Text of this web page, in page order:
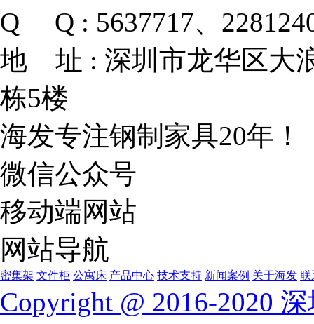
Q Q : 5637717、
地 址 : 深圳市龙华区大
栋5楼
海发专注钢制家具20年！
微信公众号
移动端网站
网站导航
密集架 文件柜 公寓床 产品中心 技术支持 新闻案例 关于海发 联
Copyright @ 2016-2020